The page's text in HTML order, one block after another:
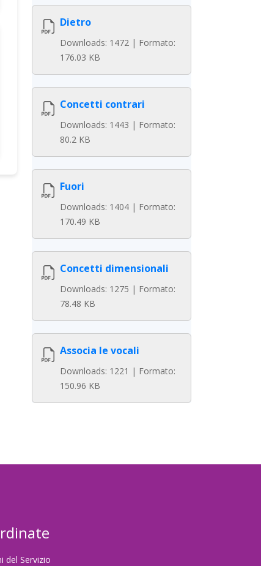
Dietro
Downloads: 1472 | Formato:
176.03 KB
Concetti contrari
Downloads: 1443 | Formato:
80.2 KB
Fuori
Downloads: 1404 | Formato:
170.49 KB
Concetti dimensionali
Downloads: 1275 | Formato:
78.48 KB
Associa le vocali
Downloads: 1221 | Formato:
150.96 KB
del Servizio